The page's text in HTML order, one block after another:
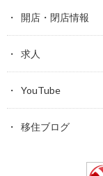
開店・閉店情報
求人
YouTube
移住ブログ